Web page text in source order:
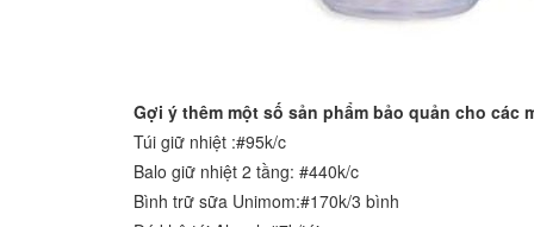
Gợi ý thêm một số sản phẩm bảo quản cho các
Túi giữ nhiệt :#95k/c
Balo giữ nhiệt 2 tầng: #440k/c
Bình trữ sữa Unimom:#170k/3 bình